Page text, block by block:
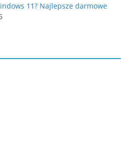
11? Najlepsze darmowe